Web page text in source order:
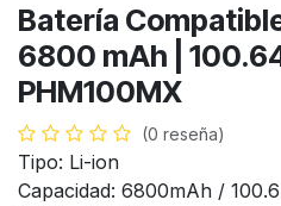
Batería
6800 mAh | 100.64
PHM100MX
(0 reseña)
Tipo: Li-ion
Capacidad: 6800mAh /